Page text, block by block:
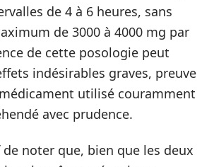
de 4 à 6 heures, sans
de 3000 à 4000 mg par
de cette posologie peut
indésirables graves, preuve
utilisé couramment
avec prudence.
noter que, bien que les deux